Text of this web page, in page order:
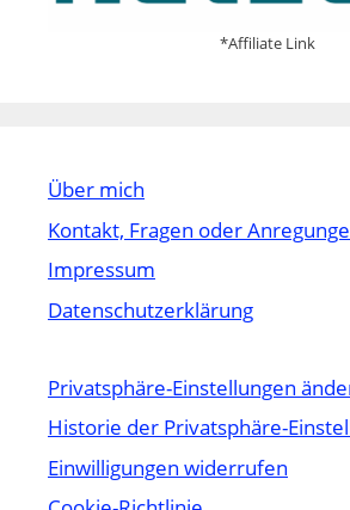
*Affiliate Link
Über mich
Kontakt, Fragen oder
Impressum
Datenschutzerklärung
Privatsphäre-Einstellungen
Historie der Privatsphäre-
Einwilligungen widerrufen